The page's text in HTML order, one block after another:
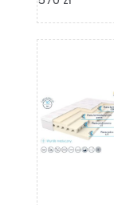
od
4
570 zł